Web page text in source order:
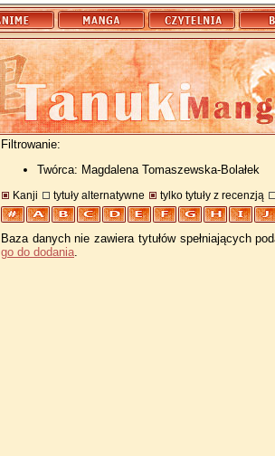
Filtrowanie:
Twórca: Magdalena Tomaszewska-Bolałek
Kanji tytuły alternatywne tylko tytuły z recenzją
Baza danych nie zawiera tytułów spełniających
go do dodania.